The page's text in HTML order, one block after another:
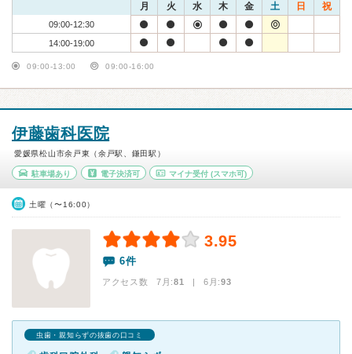
月 火 水 木 金 土 日 祝
09:00-12:30
14:00-19:00
09:00-13:00 09:00-16:00
伊藤歯科医院
愛媛県松山市余戸東（余戸駅、鎌田駅）
駐車場あり 電子決済可 マイナ受付 (スマホ可)
土曜（〜16:00）
3.95
6件
アクセス数 7月:81 | 6月:93
虫歯・親知らずの抜歯の口コミ